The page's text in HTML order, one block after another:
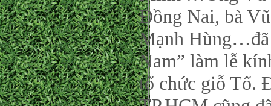
Đồng Nai, bà
Mạnh Hùng…đã
Nam” làm lễ
tổ chức giỗ Tổ.